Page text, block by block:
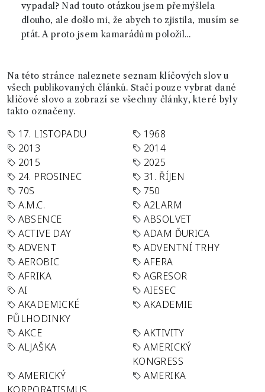
vypadal? Nad touto otázkou jsem přemýšlela
dlouho, ale došlo mi, že abych to zjistila, musím se
ptát. A proto jsem kamarádům položil...
Na této stránce naleznete seznam klíčových slov u
všech publikovaných článků. Stačí pouze vybrat dané
klíčové slovo a zobrazí se všechny články, které byly
takto označeny.
17. LISTOPADU
1968
2013
2014
2015
2025
24. PROSINEC
31. ŘÍJEN
70S
750
A.M.C.
A2LARM
ABSENCE
ABSOLVET
ACTIVE DAY
ADAM ĎURICA
ADVENT
ADVENTNÍ TRHY
AEROBIC
AFERA
AFRIKA
AGRESOR
AI
AIESEC
AKADEMICKÉ
PŮLHODINKY
AKADEMIE
AKCE
AKTIVITY
ALJAŠKA
AMERICKÝ
KONGRESS
AMERICKÝ
AMERIKA